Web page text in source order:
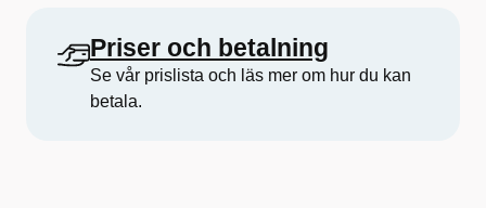
Priser och betalning
Se vår prislista och läs mer om hur du kan
betala.